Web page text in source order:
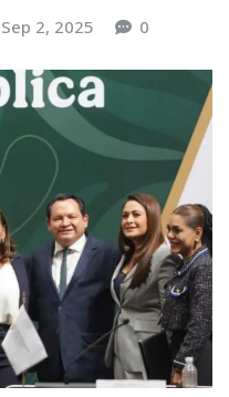
Sep 2, 2025 0